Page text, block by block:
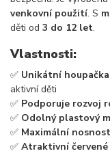
venkovní použití. S
děti od 3 do 12 let.
Vlastnosti:
✅ Unikátní
aktivní děti
✅ Podporuje rozvoj
✅ Odolný plastový
✅ Maximální
✅ Atraktivní